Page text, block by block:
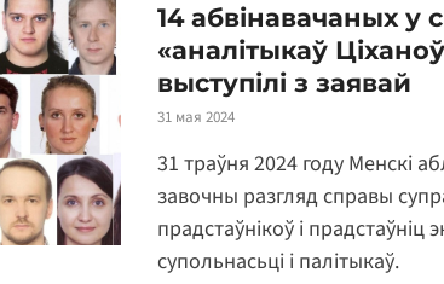
14 абвінавачаных у
«аналітыкаў
выступілі з заявай
31 мая 2024
31 траўня 2024 году Менскі
завочны разгляд справы
прадстаўнікоў і прадстаўніц
супольнасьці і палітыкаў.